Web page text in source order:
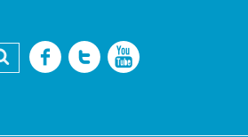
Buscar Facebook
Twitter